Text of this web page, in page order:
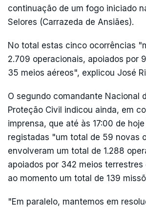
continuação de um fogo iniciado
Selores (Carrazeda de Ansiães).
No total estas cinco ocorrências
2.709 operacionais, apoiados por
35 meios aéreos", explicou José
O segundo comandante Nacional
Proteção Civil indicou ainda, em
imprensa, que até às 17:00 de
registadas "um total de 59 novas
envolveram um total de 1.288
apoiados por 342 meios
ao momento um total de 139
"Em paralelo, mantemos em